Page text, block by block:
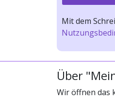
Mit dem
Über
Wir öffnen das